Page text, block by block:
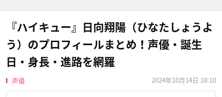
『ハイキュー』日向翔陽（ひなたしょうよ
う）のプロフィールまとめ！声優・誕生
日・身長・進路を網羅
声優 2024年10月14日 18:10